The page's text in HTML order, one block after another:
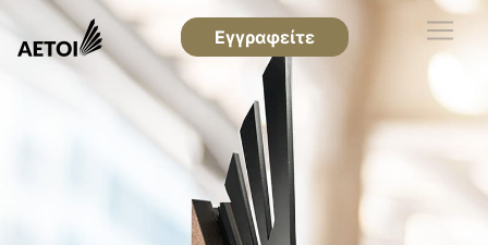
Εγγραφείτε